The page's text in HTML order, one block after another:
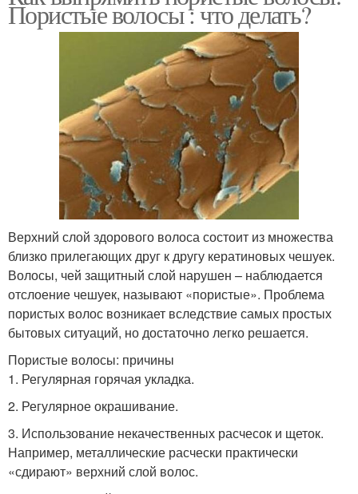
Пористые волосы : что делать?
Верхний слой здорового волоса состоит из множества
близко прилегающих друг к другу кератиновых чешуек.
Волосы, чей защитный слой нарушен – наблюдается
отслоение чешуек, называют «пористые». Проблема
пористых волос возникает вследствие самых простых
бытовых ситуаций, но достаточно легко решается.
Пористые волосы: причины
1. Регулярная горячая укладка.
2. Регулярное окрашивание.
3. Использование некачественных расчесок и щеток.
Например, металлические расчески практически
«сдирают» верхний слой волос.